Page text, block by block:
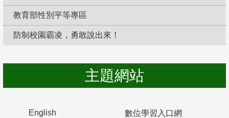
教育部性別平等專區
防制校園霸凌，勇敢說出來！
主題網站
English 數位學習入口網